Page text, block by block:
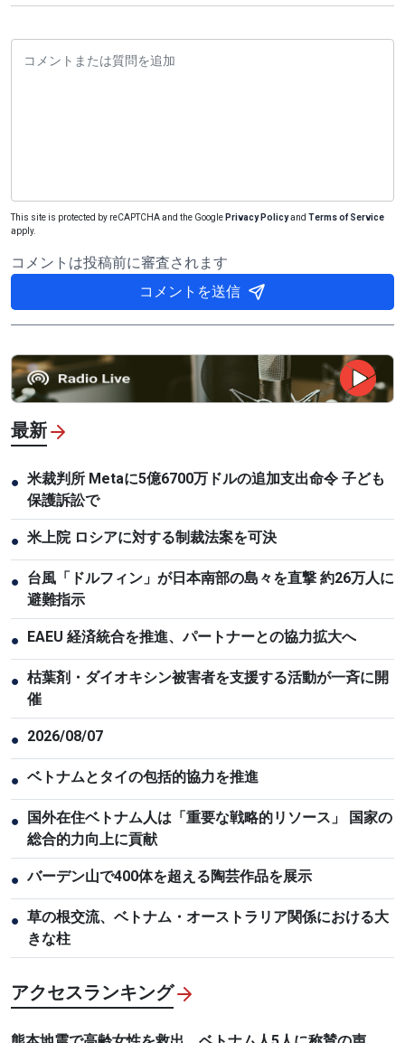
This site is protected by reCAPTCHA and the Google Privacy Policyand Terms of Service
apply.
コメントは投稿前に審査されます
コメントを送信
最新
● 米裁判所 Metaに5億6700万ドルの追加支出命令 子ども
保護訴訟で
● 米上院 ロシアに対する制裁法案を可決
● 台風「ドルフィン」が日本南部の島々を直撃 約26万人に
避難指示
● EAEU 経済統合を推進、パートナーとの協力拡大へ
● 枯葉剤・ダイオキシン被害者を支援する活動が一斉に開
催
● 2026/08/07
● ベトナムとタイの包括的協力を推進
●
国外在住ベトナム人は「重要な戦略的リソース」 国家の
総合的力向上に貢献
● バーデン山で400体を超える陶芸作品を展示
● 草の根交流、ベトナム・オーストラリア関係における大
きな柱
アクセスランキング